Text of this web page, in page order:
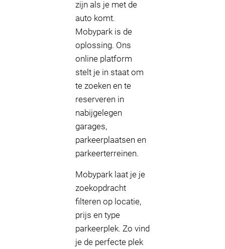
zijn als je met de
auto komt.
Mobypark is de
oplossing. Ons
online platform
stelt je in staat om
te zoeken en te
reserveren in
nabijgelegen
garages,
parkeerplaatsen en
parkeerterreinen.
Mobypark laat je je
zoekopdracht
filteren op locatie,
prijs en type
parkeerplek. Zo vind
je de perfecte plek